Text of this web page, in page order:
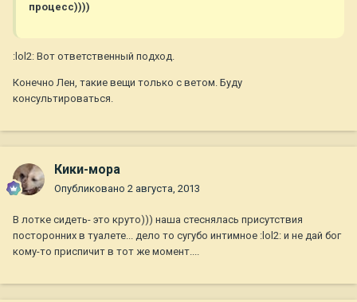
процесс))))
:lol2: Вот ответственный подход.
Конечно Лен, такие вещи только с ветом. Буду
консультироваться.
Кики-мора
Опубликовано 2 августа, 2013
В лотке сидеть- это круто))) наша стеснялась присутствия
посторонних в туалете... дело то сугубо интимное :lol2: и не дай бог
кому-то приспичит в тот же момент....